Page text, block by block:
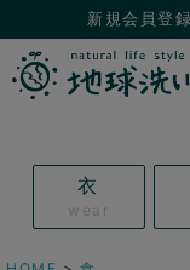
新規会員登
衣
wear